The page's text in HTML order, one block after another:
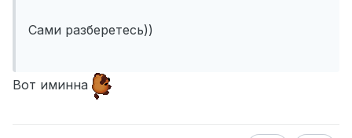
Сами разберетесь))
Вот иминна